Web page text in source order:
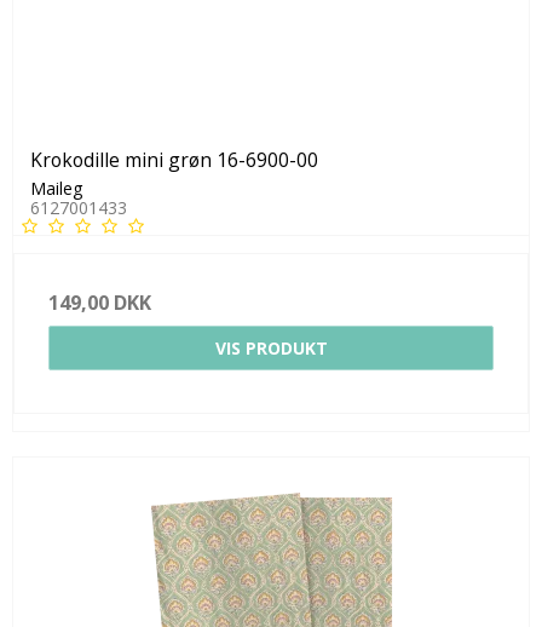
Krokodille mini grøn 16-6900-00
Maileg
6127001433
149,00 DKK
VIS PRODUKT